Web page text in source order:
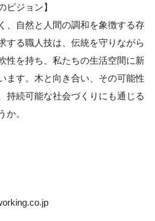
ビジョン】
、自然と人間の調和を象徴する存
する職人技は、伝統を守りながら
性を持ち、私たちの生活空間に新
ます。木と向き合い、その可能性
持続可能な社会づくりにも通じる
か。